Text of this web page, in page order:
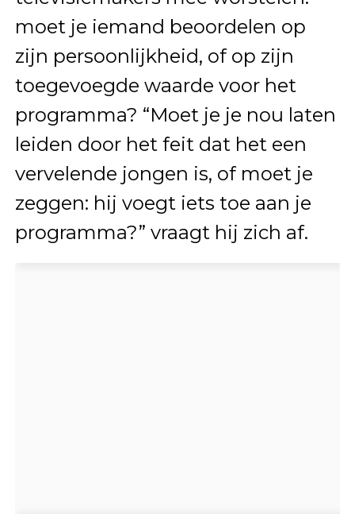
moet je iemand beoordelen op
zijn persoonlijkheid, of op zijn
toegevoegde waarde voor het
programma? “Moet je je nou laten
leiden door het feit dat het een
vervelende jongen is, of moet je
zeggen: hij voegt iets toe aan je
programma?” vraagt hij zich af.